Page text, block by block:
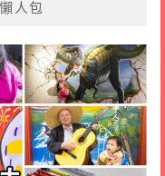
人包